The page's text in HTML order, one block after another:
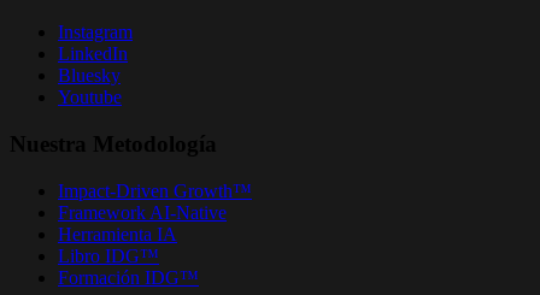
Instagram
LinkedIn
Bluesky
Youtube
Nuestra Metodología
Impact-Driven Growth™
Framework AI-Native
Herramienta IA
Libro IDG™
Formación IDG™